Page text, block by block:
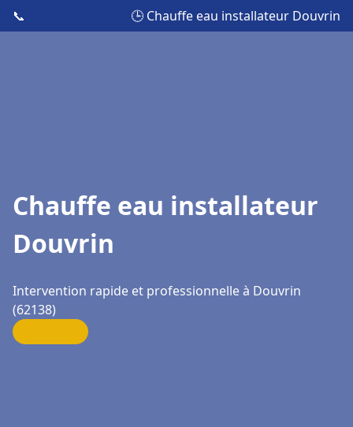
📞 🕒 Chauffe eau installateur Douvrin
Chauffe eau installateur
Douvrin
Intervention rapide et professionnelle à Douvrin
(62138)